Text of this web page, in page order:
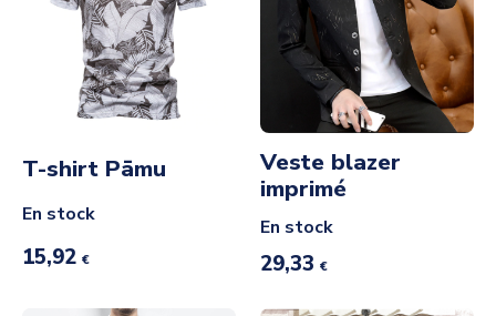
T-shirt Pāmu
En stock
15,92 €
Veste blazer
imprimé
En stock
29,33 €